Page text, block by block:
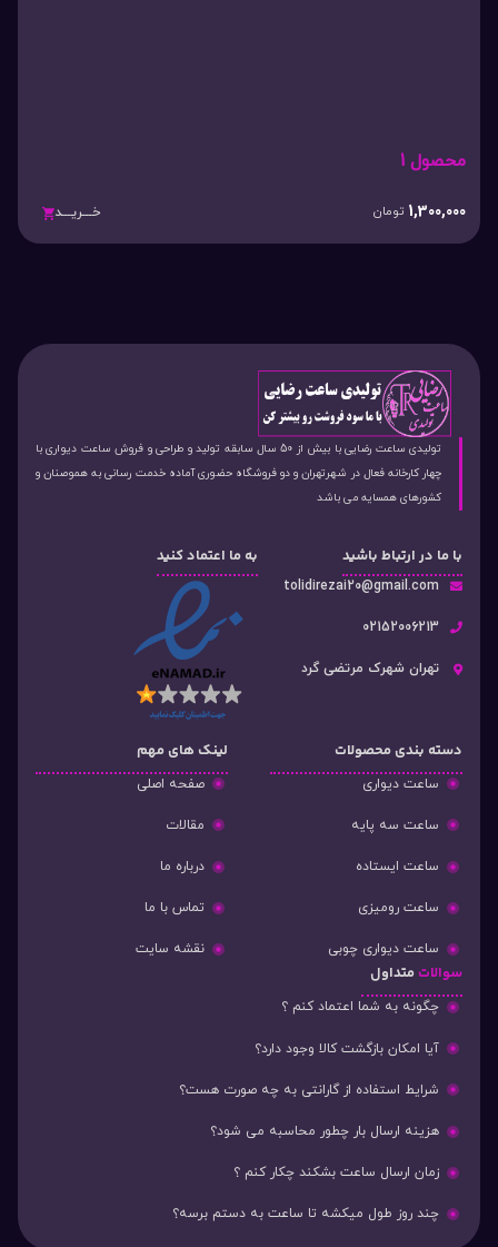
محصول 1
1,300,000 تومان خـــریـــد
تولیدی ساعت رضایی با بیش از 50 سال سابقه تولید و طراحی و فروش ساعت دیواری با
چهار کارخانه فعال در شهرتهران و دو فروشگاه حضوری آماده خدمت رسانی به هموصنان و
کشورهای همسایه می باشد
با ما در ارتباط باشید
tolidirezai20@gmail.com
02152006213
تهران شهرک مرتضی گرد
به ما اعتماد کنید
دسته‌ بندی محصولات
ساعت دیواری
ساعت سه پایه
ساعت ایستاده
ساعت رومیزی
ساعت دیواری چوبی
لینک های مهم
صفحه اصلی
مقالات
درباره ما
تماس با ما
نقشه سایت
سوالات متداول
چگونه به شما اعتماد کنم ؟
آیا امکان بازگشت کالا وجود دارد؟
شرایط استفاده از گارانتی به چه صورت هست؟
هزینه ارسال بار چطور محاسبه می شود؟
زمان ارسال ساعت بشکند چکار کنم ؟
چند روز طول میکشه تا ساعت به دستم برسه؟